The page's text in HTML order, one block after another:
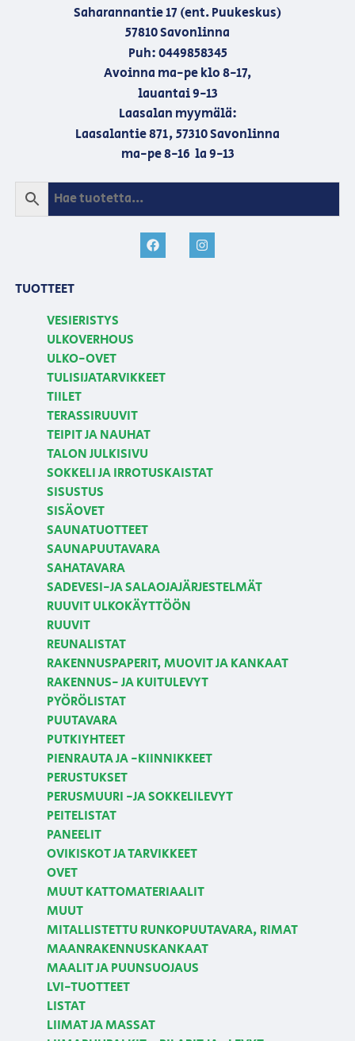
Saharannantie 17 (ent. Puukeskus)
57810 Savonlinna
Puh: 0449858345
Avoinna ma-pe klo 8-17,
lauantai 9-13
Laasalan myymälä:
Laasalantie 871, 57310 Savonlinna
ma-pe 8-16 la 9-13
TUOTTEET
VESIERISTYS
ULKOVERHOUS
ULKO-OVET
TULISIJATARVIKKEET
TIILET
TERASSIRUUVIT
TEIPIT JA NAUHAT
TALON JULKISIVU
SOKKELI JA IRROTUSKAISTAT
SISUSTUS
SISÄOVET
SAUNATUOTTEET
SAUNAPUUTAVARA
SAHATAVARA
SADEVESI-JA SALAOJAJÄRJESTELMÄT
RUUVIT ULKOKÄYTTÖÖN
RUUVIT
REUNALISTAT
RAKENNUSPAPERIT, MUOVIT JA KANKAAT
RAKENNUS- JA KUITULEVYT
PYÖRÖLISTAT
PUUTAVARA
PUTKIYHTEET
PIENRAUTA JA -KIINNIKKEET
PERUSTUKSET
PERUSMUURI -JA SOKKELILEVYT
PEITELISTAT
PANEELIT
OVIKISKOT JA TARVIKKEET
OVET
MUUT KATTOMATERIAALIT
MUUT
MITALLISTETTU RUNKOPUUTAVARA, RIMAT
MAANRAKENNUSKANKAAT
MAALIT JA PUUNSUOJAUS
LVI-TUOTTEET
LISTAT
LIIMAT JA MASSAT